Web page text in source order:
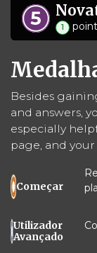
1 point
Besides
and answers,
especially
page, and your
Começar
Utilizador
Avançado